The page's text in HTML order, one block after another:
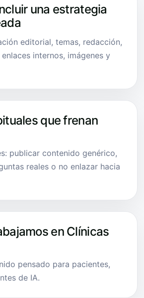
una estrategia
editorial, temas, redacción,
internos, imágenes y
que frenan
publicar contenido genérico,
reales o no enlazar hacia
en Clínicas
pensado para pacientes,
de IA.